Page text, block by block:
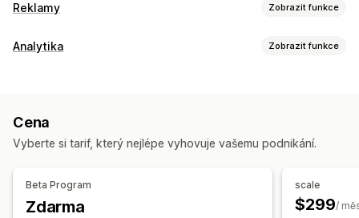
Reklamy Zobrazit funkce
Cílení
Platforma
Cílení pomocí AI Opětovné zacílení
Správa kampaní
Optimalizace pomocí AI
Automatizované kampaně
Analytika Zobrazit funkce
Sledování událostí
Celoživotní hodnota (LTV)
Analýza věrnosti
Cena
Vyberte si tarif, který nejlépe vyhovuje vašemu podnikání.
Beta Program
Zdarma
scale
$299/